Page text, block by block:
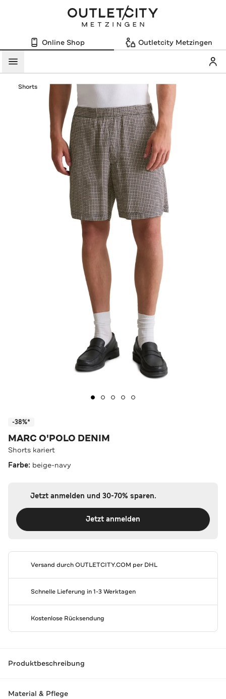
Online Shop Outletcity Metzingen
Menü
Shorts
-38%*
MARC O'POLO DENIM
Shorts kariert
Farbe: beige-navy
Jetzt anmelden und 30-70% sparen.
Jetzt anmelden
Versand durchOUTLETCITY.COM per DHL
Schnelle Lieferung in 1-3 Werktagen
Kostenlose Rücksendung
Produktbeschreibung
Material & Pflege